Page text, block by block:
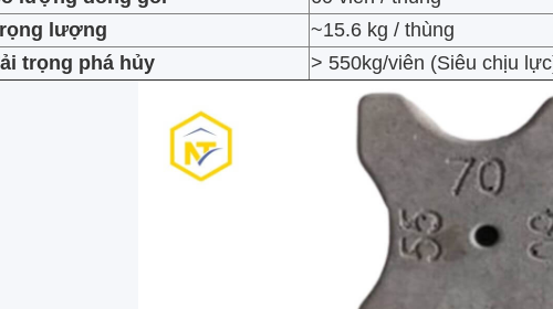
lượng
~15.6 kg / thùng
trọng phá hủy
> 550kg/viên (Siêu chịu